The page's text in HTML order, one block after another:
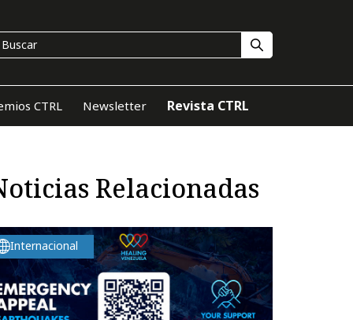
CTRL Newsletter Revista CTRL
Relacionadas
Internacional